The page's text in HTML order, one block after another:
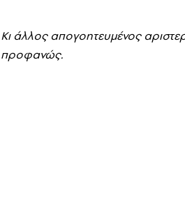
Kι άλλος απογοητευμένος
προφανώς.